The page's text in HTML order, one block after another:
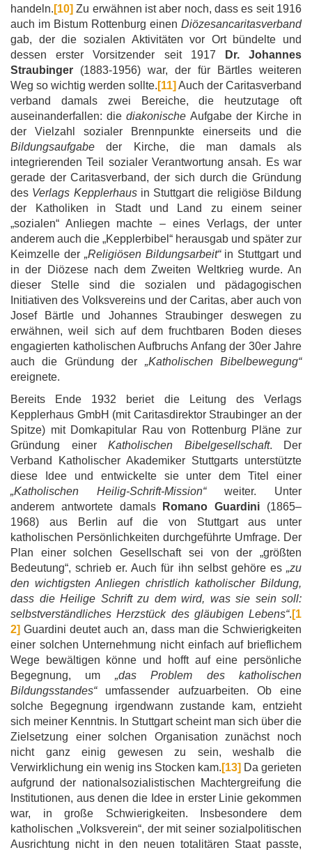
handeln. [10] Zu erwähnen ist aber noch, dass es seit 1916
auch im Bistum Rottenburg einen Diözesancaritasverband
gab, der die sozialen Aktivitäten vor Ort bündelte und
dessen erster Vorsitzender seit 1917
Dr. Johannes
Straubinger (1883-1956) war, der für Bärtles weiteren
Weg so wichtig werden sollte. [11] Auch der Caritasverband
verband damals zwei Bereiche, die heutzutage oft
auseinanderfallen: diediakonische Aufgabe der Kirche in
der Vielzahl sozialer Brennpunkte einerseits und die
Bildungsaufgabe der Kirche, die man damals als
integrierenden Teil sozialer Verantwortung ansah. Es war
gerade der Caritasverband, der sich durch die Gründung
des Verlags Kepplerhausin Stuttgart die religiöse Bildung
der Katholiken in Stadt und Land zu einem seiner
„sozialen“ Anliegen machte – eines Verlags, der unter
anderem auch die „Kepplerbibel“ herausgab und später zur
Keimzelle der „Religiösen Bildungsarbeit“in Stuttgart und
in der Diözese nach dem Zweiten Weltkrieg wurde. An
dieser Stelle sind die sozialen und pädagogischen
Initiativen des Volksvereins und der Caritas, aber auch von
Josef Bärtle und Johannes Straubinger deswegen zu
erwähnen, weil sich auf dem fruchtbaren Boden dieses
engagierten katholischen Aufbruchs Anfang der 30er Jahre
auch die Gründung der „Katholischen Bibelbewegung“
ereignete.
Bereits Ende 1932 beriet die Leitung des Verlags
Kepplerhaus GmbH (mit Caritasdirektor Straubinger an der
Spitze) mit Domkapitular Rau von Rottenburg Pläne zur
Gründung einer Katholischen Bibelgesellschaft. Der
Verband Katholischer Akademiker Stuttgarts unterstützte
diese Idee und entwickelte sie unter dem Titel einer
„Katholischen Heilig-Schrift-Mission“weiter. Unter
anderem antwortete damals
Romano Guardini (1865–
1968) aus Berlin auf die von Stuttgart aus unter
katholischen Persönlichkeiten durchgeführte Umfrage. Der
Plan einer solchen Gesellschaft sei von der „größten
Bedeutung“, schrieb er. Auch für ihn selbst gehöre es „zu
den wichtigsten Anliegen christlich katholischer Bildung,
dass die Heilige Schrift zu dem wird, was sie sein soll:
selbstverständliches Herzstück des gläubigen Lebens“. [1
2] Guardini deutet auch an, dass man die Schwierigkeiten
einer solchen Unternehmung nicht einfach auf brieflichem
Wege bewältigen könne und hofft auf eine persönliche
Begegnung, um „das Problem des katholischen
Bildungsstandes“umfassender aufzuarbeiten. Ob eine
solche Begegnung irgendwann zustande kam, entzieht
sich meiner Kenntnis. In Stuttgart scheint man sich über die
Zielsetzung einer solchen Organisation zunächst noch
nicht ganz einig gewesen zu sein, weshalb die
Verwirklichung ein wenig ins Stocken kam. [13] Da gerieten
aufgrund der nationalsozialistischen Machtergreifung die
Institutionen, aus denen die Idee in erster Linie gekommen
war, in große Schwierigkeiten. Insbesondere dem
katholischen „Volksverein“, der mit seiner sozialpolitischen
Ausrichtung nicht in den neuen totalitären Staat passte,